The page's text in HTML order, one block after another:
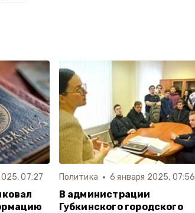
07:27 Политика 6 января 2025, 07:56
В администрации
Губкинского городского